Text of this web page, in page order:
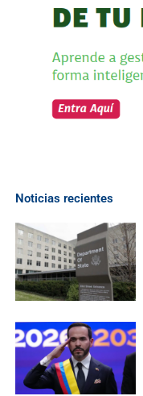
Noticias recientes